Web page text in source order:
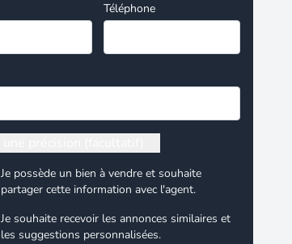
Téléphone
Je possède un bien à vendre et souhaite
partager cette information avec l'agent.
Je souhaite recevoir les annonces similaires et
les suggestions personnalisées.